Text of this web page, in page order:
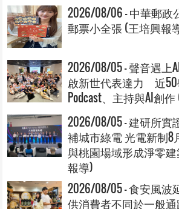
2026/08/06 - 中華郵政
郵票小全張 (王培興報
2026/08/05 - 聲音遇上
啟新世代表達力 近50
Podcast、主持與AI創
2026/08/05 - 建研所實
補城市綠電 光電新制8
與桃園場域形成淨零
報導)
2026/08/05 - 食安風波
供消費者不同於一般